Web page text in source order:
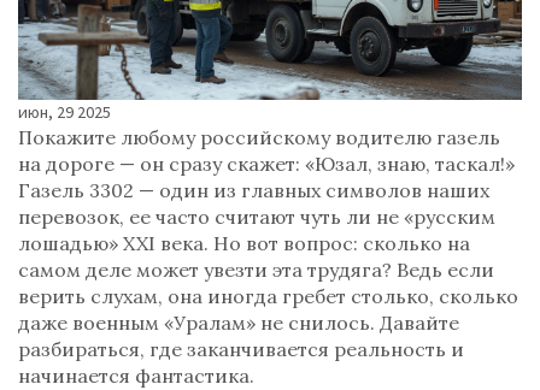
июн, 29 2025
Покажите любому российскому водителю газель
на дороге — он сразу скажет: «Юзал, знаю, таскал!»
Газель 3302 — один из главных символов наших
перевозок, ее часто считают чуть ли не «русским
лошадью» XXI века. Но вот вопрос: сколько на
самом деле может увезти эта трудяга? Ведь если
верить слухам, она иногда гребет столько, сколько
даже военным «Уралам» не снилось. Давайте
разбираться, где заканчивается реальность и
начинается фантастика.